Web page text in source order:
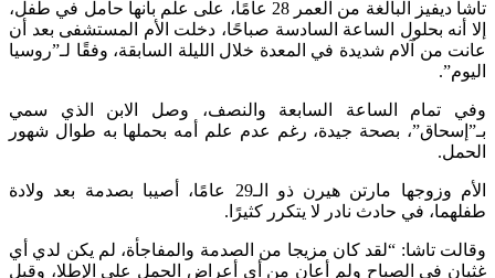
تاشا ديفيز البالغة من العمر 28 عامًا، على علم بأنها حامل في طفل،
إلا أنه بحلول الساعة السادسة صباحًا، دخلت الأم المستشفى بعد أن
عانت من آلام شديدة في المعدة خلال الليلة السابقة، وفقًا لـ”روسيا
اليوم”.
وفي تمام الساعة السابعة والنصف، وصل الابن الذي سمي
بـ”إسحاق”، بصحة جيدة، رغم عدم علم أمه بحملها به طوال شهور
الحمل.
الأم وزوجها مارتن هيرن ذو الـ29 عامًا، أصيبا بصدمة بعد ولادة
طفلهما، في حادث نادر لا يتكرر كثيرًا.
وقالت تاشا: “لقد كان مزيجا من الصدمة والمفاجأة، لم يكن لدي أي
غثيان في الصباح ولم أعان من أي أعراض الحمل على الإطلا، وقبل